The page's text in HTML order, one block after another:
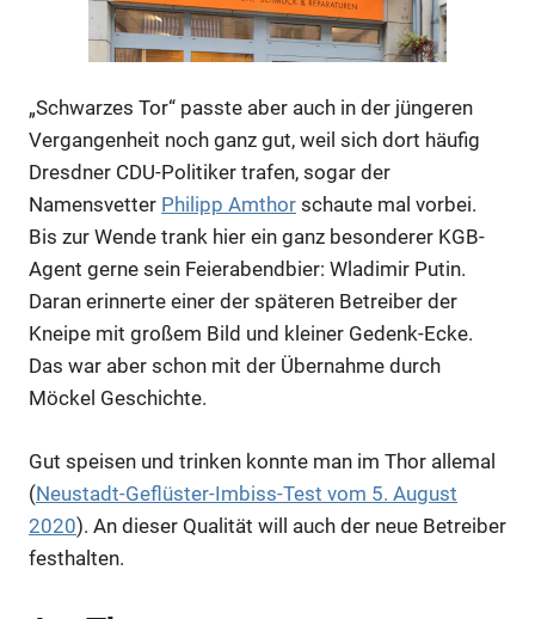
Anzeige
Anzeige
„Schwarzes Tor“ passte aber auch in der jüngeren
Vergangenheit noch ganz gut, weil sich dort häufig
Dresdner CDU-Politiker trafen, sogar der
Namensvetter Philipp Amthor schaute mal vorbei.
Bis zur Wende trank hier ein ganz besonderer KGB-
Agent gerne sein Feierabendbier: Wladimir Putin.
Daran erinnerte einer der späteren Betreiber der
Kneipe mit großem Bild und kleiner Gedenk-Ecke.
Das war aber schon mit der Übernahme durch
Möckel Geschichte.
Gut speisen und trinken konnte man im Thor allemal
(Neustadt-Geflüster-Imbiss-Test vom 5. August
2020). An dieser Qualität will auch der neue Betreiber
festhalten.